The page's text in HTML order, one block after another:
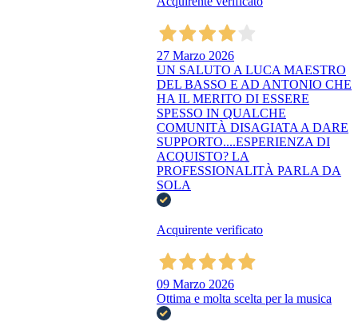
27 Marzo 2026
UN SALUTO A LUCA MAESTRO
DEL BASSO E AD ANTONIO CHE
HA IL MERITO DI ESSERE
SPESSO IN QUALCHE
COMUNITÀ DISAGIATA A DARE
SUPPORTO....ESPERIENZA DI
ACQUISTO? LA
PROFESSIONALITÀ PARLA DA
SOLA
Acquirente verificato
09 Marzo 2026
Ottima e molta scelta per la musica